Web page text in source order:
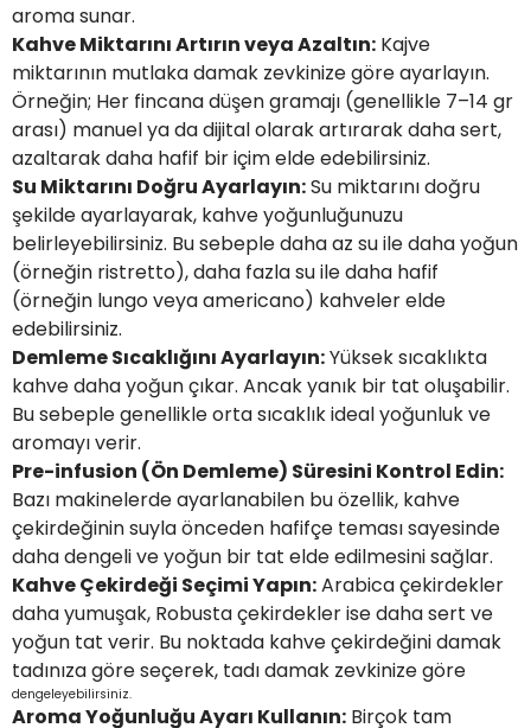
Makineleri
Mısır) Makinesi
Malzemeleri
Parça
Yedek Parça
Arabaları
Parça
aroma sunar.
Kahve Miktarını Artırın veya Azaltın: Kajve
miktarının mutlaka damak zevkinize göre ayarlayın.
Örneğin; Her fincana düşen gramajı (genellikle 7–14 gr
arası) manuel ya da dijital olarak artırarak daha sert,
azaltarak daha hafif bir içim elde edebilirsiniz.
Su Miktarını Doğru Ayarlayın:Su miktarını doğru
şekilde ayarlayarak, kahve yoğunluğunuzu
belirleyebilirsiniz. Bu sebeple daha az su ile daha yoğun
(örneğin ristretto), daha fazla su ile daha hafif
(örneğin lungo veya americano) kahveler elde
edebilirsiniz.
Demleme Sıcaklığını Ayarlayın:Yüksek sıcaklıkta
kahve daha yoğun çıkar. Ancak yanık bir tat oluşabilir.
Bu sebeple genellikle orta sıcaklık ideal yoğunluk ve
aromayı verir.
Pre-infusion (Ön Demleme) Süresini Kontrol Edin:
Bazı makinelerde ayarlanabilen bu özellik, kahve
çekirdeğinin suyla önceden hafifçe teması sayesinde
daha dengeli ve yoğun bir tat elde edilmesini sağlar.
Kahve Çekirdeği Seçimi Yapın:Arabica çekirdekler
daha yumuşak, Robusta çekirdekler ise daha sert ve
yoğun tat verir. Bu noktada kahve çekirdeğini damak
tadınıza göre seçerek, tadı damak zevkinize göre
dengeleyebilirsiniz.
Aroma Yoğunluğu Ayarı Kullanın: Birçok tam